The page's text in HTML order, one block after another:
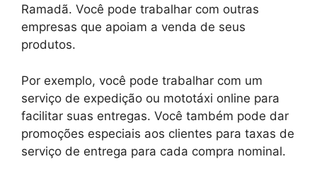
Ramadã. Você pode trabalhar com outras
empresas que apoiam a venda de seus
produtos.
Por exemplo, você pode trabalhar com um
serviço de expedição ou mototáxi online para
facilitar suas entregas. Você também pode dar
promoções especiais aos clientes para taxas de
serviço de entrega para cada compra nominal.